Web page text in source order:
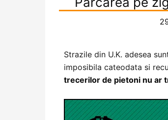
Strazile din U.K. adesea
imposibila cateodata si
trecerilor de pietoni nu ar